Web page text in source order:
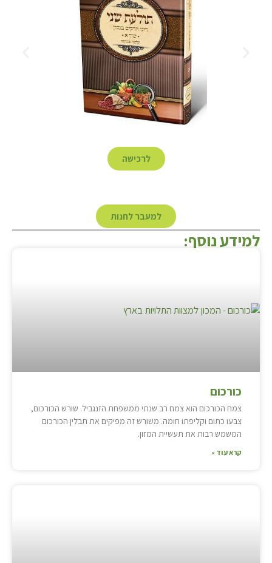
לרכישה
למעבר לחנות
למידע נוסף:
כורכום
צמח הכורכום הוא צמח רב שנתי ממשפחת הזנגביל. שורש הכורכום,
צבעו כתום וקליפתו חומה. משורש זה מפיקים את תבלין הכורכום
המשמש רבות את תעשיית המזון.
קרא עוד »